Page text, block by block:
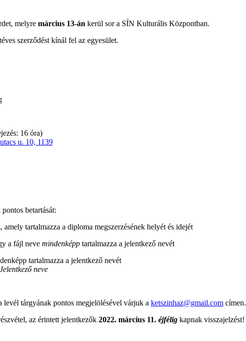
melyre március 13-án kerül sor a SÍN Kulturális Központban.
szerződést kínál fel az egyesület.
16 óra)
u. 10, 1139
betartását:
tartalmazza a diploma megszerzésének helyét és idejét
a fájl neve mindenképp tartalmazza a jelentkező nevét
tartalmazza a jelentkező nevét
neve
levél tárgyának pontos megjelölésével várjuk a ketszinhaz@gmail.com címen.
az érintett jelentkezők 2022. március 11. éjfélig kapnak visszajelzést!